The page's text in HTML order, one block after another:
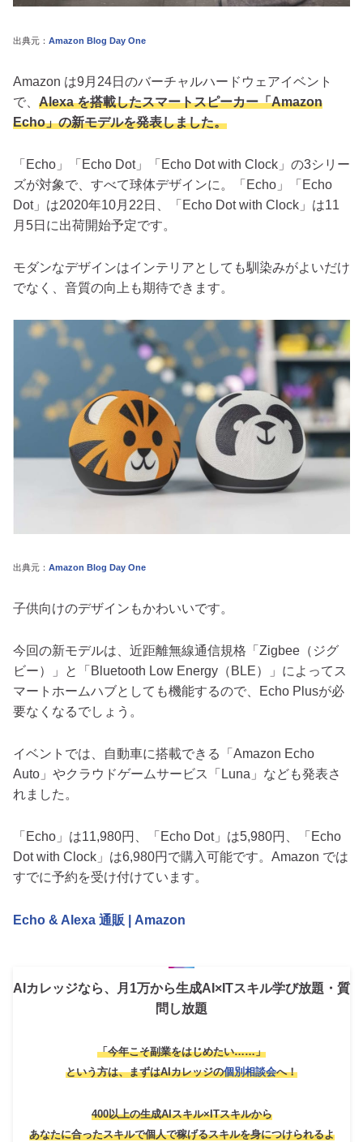
出典元： Amazon Blog Day One
Amazon は9月24日のバーチャルハードウェアイベント
で、 Alexa を搭載したスマートスピーカー「Amazon
Echo」の新モデルを発表しました。
「Echo」「Echo Dot」「Echo Dot with Clock」の3シリー
ズが対象で、すべて球体デザインに。「Echo」「Echo
Dot」は2020年10月22日、「Echo Dot with Clock」は11
月5日に出荷開始予定です。
モダンなデザインはインテリアとしても馴染みがよいだけ
でなく、音質の向上も期待できます。
出典元： Amazon Blog Day One
子供向けのデザインもかわいいです。
今回の新モデルは、近距離無線通信規格「Zigbee（ジグ
ビー）」と「Bluetooth Low Energy（BLE）」によってス
マートホームハブとしても機能するので、Echo Plusが必
要なくなるでしょう。
イベントでは、自動車に搭載できる「Amazon Echo
Auto」やクラウドゲームサービス「Luna」なども発表さ
れました。
「Echo」は11,980円、「Echo Dot」は5,980円、「Echo
Dot with Clock」は6,980円で購入可能です。Amazon では
すでに予約を受け付けています。
Echo & Alexa 通販 | Amazon
AIカレッジなら、月1万から生成AI×ITスキル学び放題・質
問し放題
「今年こそ副業をはじめたい……」
という方は、まずはAIカレッジの個別相談会へ！
400以上の生成AIスキル×ITスキルから
あなたに合ったスキルで個人で稼げるスキルを身につけられるよ